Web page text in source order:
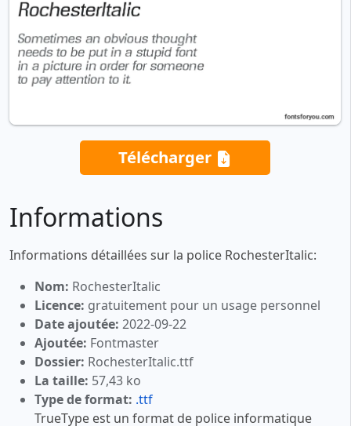
Télécharger
Informations
Informations détaillées sur la police RochesterItalic:
Nom: RochesterItalic
Licence: gratuitement pour un usage personnel
Date ajoutée: 2022-09-22
Ajoutée: Fontmaster
Dossier: RochesterItalic.ttf
La taille: 57,43 ko
Type de format: .ttf
TrueType est un format de police informatique